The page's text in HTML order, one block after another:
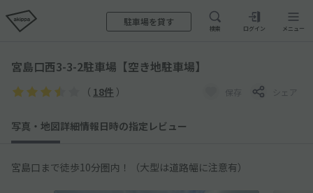
駐車場を貸す
検索 ログイン メニュー
宮島口西3-3-2駐車場【空き地駐車場】
（ 18件 ） 保存 シェア
写真・地図詳細情報日時の指定 レビュー
宮島口まで徒歩10分圏内！（大型は道路幅に注意有）